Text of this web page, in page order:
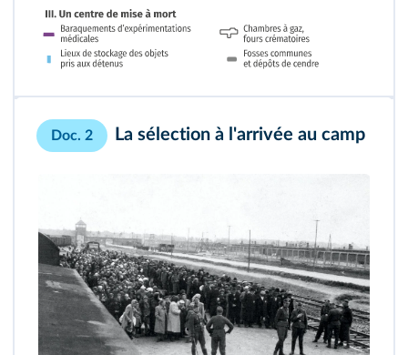
Doc. 2 La sélection à l'arrivée au camp